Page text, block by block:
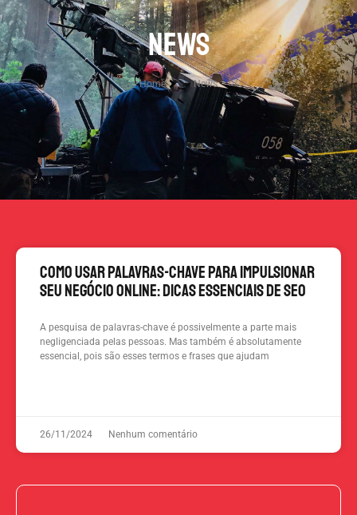
NEWS
Home News
Como Usar Palavras-Chave para Impulsionar
Seu Negócio Online: Dicas Essenciais de SEO
A pesquisa de palavras-chave é possivelmente a parte mais
negligenciada pelas pessoas. Mas também é absolutamente
essencial, pois são esses termos e frases que ajudam
26/11/2024 Nenhum comentário